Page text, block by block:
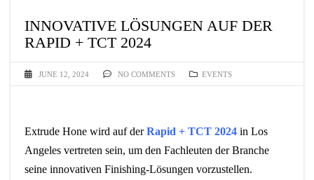
INNOVATIVE LÖSUNGEN AUF DER
RAPID + TCT 2024
JUNE 12, 2024 NO COMMENTS EVENTS
Extrude Hone wird auf derRapid + TCT 2024 in Los
Angeles vertreten sein, um den Fachleuten der Branche
seine innovativen Finishing-Lösungen vorzustellen.